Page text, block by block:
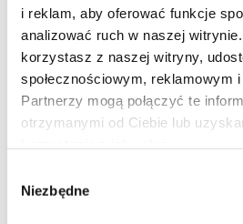
i reklam, aby oferować funkcje
analizować ruch w naszej
korzystasz z naszej witryny,
społecznościowym, reklamowym
Partnerzy mogą połączyć te
otrzymanymi od Ciebie lub
zgody
Niezbędne